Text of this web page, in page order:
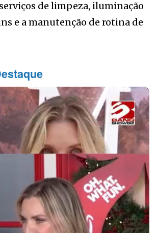
de limpeza, iluminação
e a manutenção de rotina de